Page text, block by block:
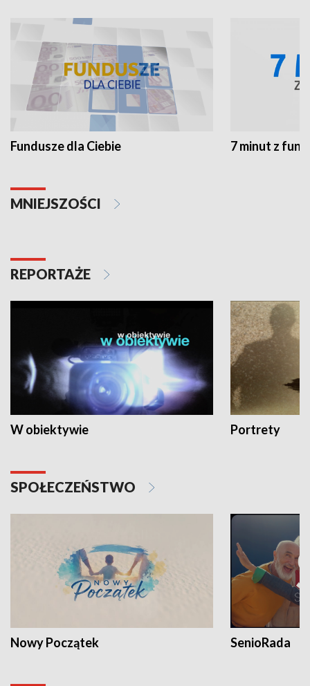
Fundusze dla Ciebie 7 minut z
MNIEJSZOŚCI
REPORTAŻE
W obiektywie Portrety
SPOŁECZEŃSTWO
Nowy Początek SenioRada